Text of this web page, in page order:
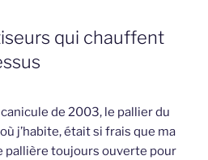
qui chauffent
de 2003, le pallier du
j’habite, était si frais que ma
pallière toujours ouverte pour